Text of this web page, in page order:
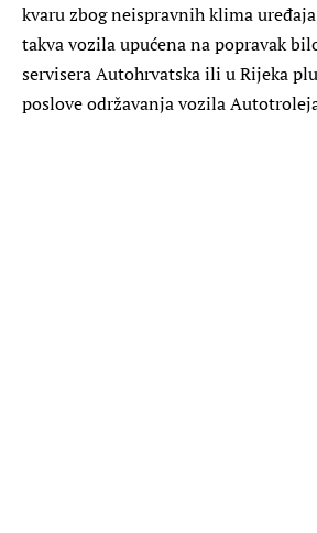
kvaru zbog neispravnih klima
takva vozila upućena na popravak
servisera Autohrvatska ili u Rijeka
poslove održavanja vozila